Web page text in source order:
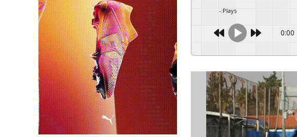
Plays
:
-
0:00